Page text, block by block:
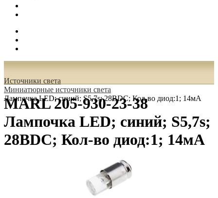
Источники света
Миниатюрные источники света
Лампочка LED; синий; S5,7s; 28ВDC; Кол-во диод:1; 14мА
MARL 205-930-23-38
Лампочка LED; синий; S5,7s;
28ВDC; Кол-во диод:1; 14мА